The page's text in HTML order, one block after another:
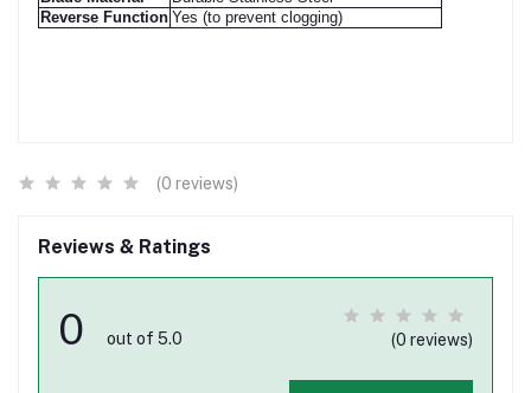
Reverse Function Yes (to prevent clogging)
(0 reviews)
Reviews & Ratings
0 out of 5.0 (0 reviews)